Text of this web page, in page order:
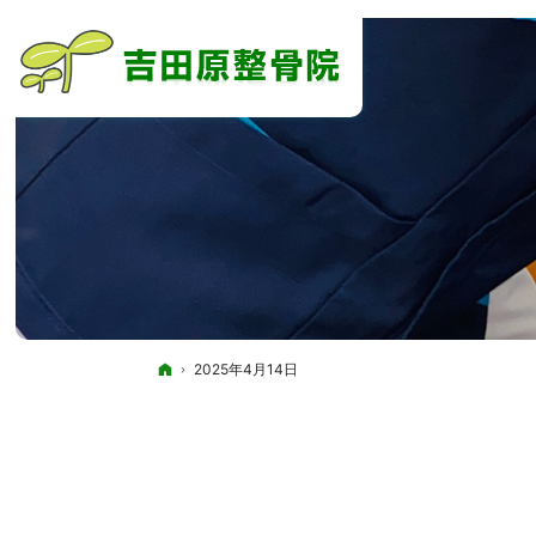
ホーム
2025年4月14日